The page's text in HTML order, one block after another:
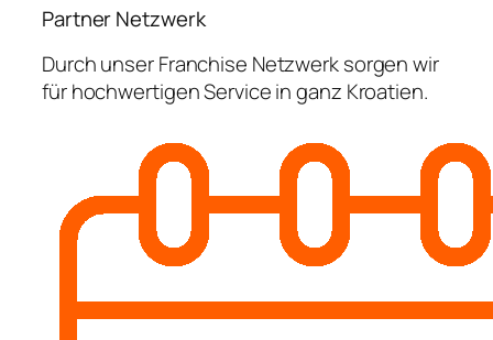
Partner Netzwerk
Durch unser Franchise Netzwerk sorgen wir
für hochwertigen Service in ganz Kroatien.